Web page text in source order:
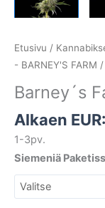
Etusivu /
- BARNEY'S FARM
Barney´s
Alkaen EUR:
1-3pv.
Siemeniä